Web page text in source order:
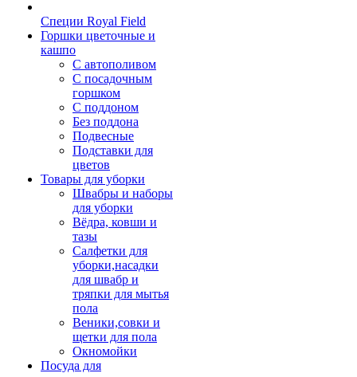
Специи Royal Field
Горшки цветочные и
кашпо
С автополивом
С посадочным
горшком
С поддоном
Без поддона
Подвесные
Подставки для
цветов
Товары для уборки
Швабры и наборы
для уборки
Вёдра, ковши и
тазы
Салфетки для
уборки,насадки
для швабр и
тряпки для мытья
пола
Веники,совки и
щетки для пола
Окномойки
Посуда для